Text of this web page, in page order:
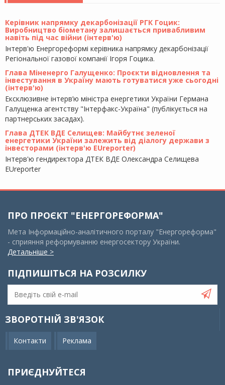
Керівник напрямку декарбонізації РГК Гоцик:
Виробництво біометану залишається привабливим
навіть під час війни (інтерв'ю)
Інтерв'ю Енергореформі керівника напрямку декарбонізації
Регіональної газової компанії Ігоря Гоцика.
Глава Міненерго Галущенко: Проєкти відновлення та
інвестування в Україну мають готуватися уже сьогодні
(інтерв'ю)
Ексклюзивне інтерв’ю міністра енергетики України Германа
Галущенка агентству "Інтерфакс-Україна" (публікується на
партнерських засадах).
Глава ДТЕК ВДЕ Селищев: Майбутнє зеленої
енергетики України залежить від діалогу держави з
інвесторами (інтерв'ю EUreporter)
Інтерв'ю гендиректора ДТЕК ВДЕ Олександра Селищева
EUreporter
ПРО ПРОЄКТ "ЕНЕРГОРЕФОРМА"
Мета Інформаційно-аналітичного порталу "Енергореформа"
- сприяння реформуванню енергосектору України.
Детальніше >
ПІДПИШІТЬСЯ НА РОЗСИЛКУ
ЗВОРОТНІЙ ЗВ'ЯЗОК
Контакти Реклама
ПРИЄДНУЙТЕСЯ